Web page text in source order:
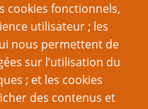
cookies fonctionnels,
utilisateur ; les
nous permettent de
sur l’utilisation du
; et les cookies
des contenus et